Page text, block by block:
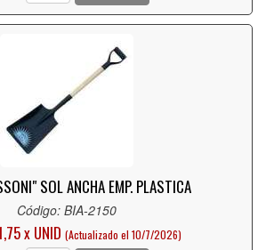
SOL ANCHA EMP. PLASTICA
Código: BIA-2150
x UNID (Actualizado el 10/7/2026)